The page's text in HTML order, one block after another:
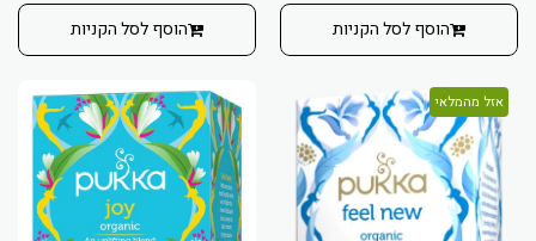
הוסף לסל הקניות הוסף לסל הקניות
אזל מהמלאי